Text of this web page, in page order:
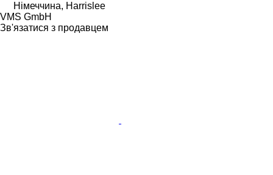
Німеччина, Harrislee
VMS GmbH
Зв'язатися з продавцем